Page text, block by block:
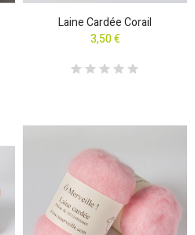
Laine Cardée Corail
3,50 €